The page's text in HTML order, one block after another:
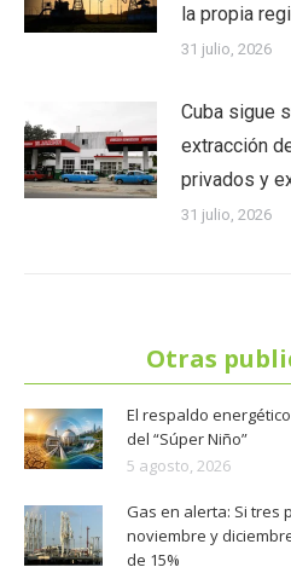
la propia
31 julio, 2026
Cuba sigue
extracción
privados y
31 julio, 2026
Otras
El respaldo
del “Súper Niño”
5 agosto, 2026
Gas en alerta: Si tres
noviembre y
de 15%